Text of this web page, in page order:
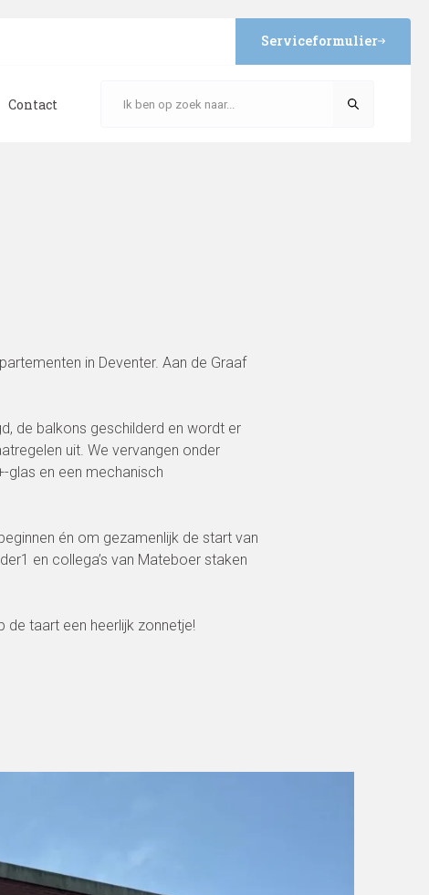
Serviceformulier
Contact
in Deventer. Aan de Graaf
de balkons geschilderd en wordt er
uit. We vervangen onder
glas en een mechanisch
én om gezamenlijk de start van
en collega’s van Mateboer staken
taart een heerlijk zonnetje!